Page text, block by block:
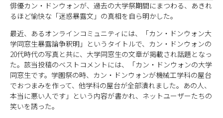
俳優カン・ドンウォンが、過去の大学祭期間にまつわる、あきれ
るほど愉快な「迷惑暴露文」の真相を自ら明かした。
最近、あるオンラインコミュニティには、「カン・ドンウォン大
学同窓生暴露論争釈明」というタイトルで、カン・ドンウォンの
20代時代の写真と共に、大学同窓生の文章が掲載され話題となっ
た。該当投稿のベストコメントには、「カン・ドンウォンの大学
同窓生です。学園祭の時、カン・ドンウォンが機械工学科の屋台
でおつまみを作って、他学科の屋台が全部潰れました。あの人、
本当に悪い人です」という内容が書かれ、ネットユーザーたちの
笑いを誘った。